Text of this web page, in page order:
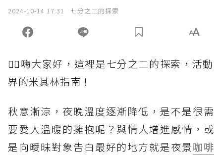
2024-10-14 17:31 七分之二的探索
🙋‍♀️嗨大家好，這裡是七分之二的探索，活動
界的米其林指南！
秋意漸涼，夜晚溫度逐漸降低，是不是很需
要愛人溫暖的擁抱呢？與情人增進感情，或
是向曖昧對象告白最好的地方就是夜景咖啡